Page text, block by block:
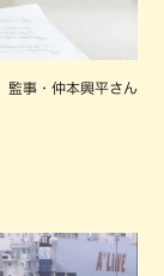
事・仲本興平さん